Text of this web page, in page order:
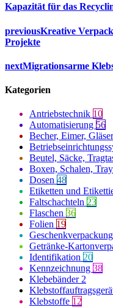
Kapazität für das
previousKreative
Projekte
nextMigrationsarme
Kategorien
Antriebstechnik 10
Automatisierung 56
Becher, Eimer,
Beutel, Säcke,
Boxen, Schalen,
Dosen 48
Etiketten und
Faltschachteln 23
Flaschen 36
Folien 19
Getränke-
Identifikation 20
Kennzeichnung 38
Klebebänder 2
Klebstoffe 12